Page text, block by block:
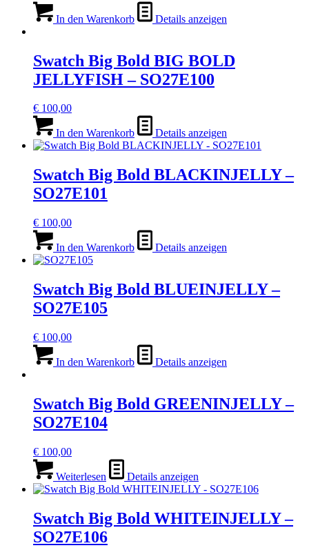
In den Warenkorb Details anzeigen
Swatch Big Bold BIG BOLD
JELLYFISH – SO27E100
€ 100,00
In den Warenkorb Details anzeigen
Swatch Big Bold BLACKINJELLY –
SO27E101
€ 100,00
In den Warenkorb Details anzeigen
Swatch Big Bold BLUEINJELLY –
SO27E105
€ 100,00
In den Warenkorb Details anzeigen
Swatch Big Bold GREENINJELLY –
SO27E104
€ 100,00
Weiterlesen Details anzeigen
Swatch Big Bold WHITEINJELLY –
SO27E106